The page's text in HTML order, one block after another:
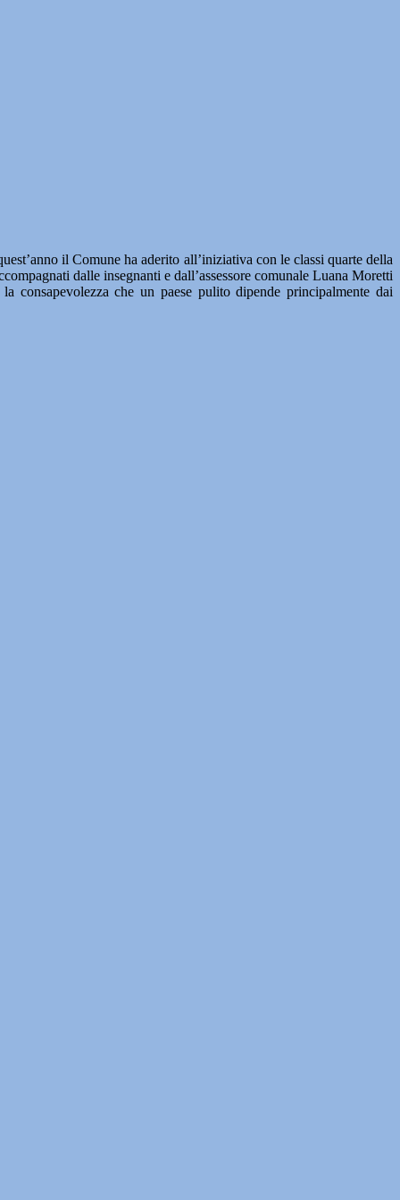
il Comune ha aderito all’iniziativa con le classi quarte della
dalle insegnanti e dall’assessore comunale Luana Moretti
che un paese pulito dipende principalmente dai